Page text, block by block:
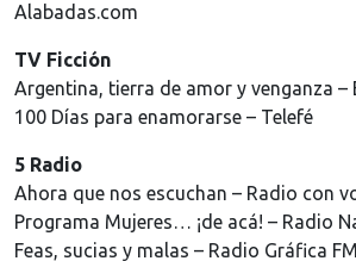
Alabadas.com
TV Ficción
Argentina, tierra de amor y venganza –
100 Días para enamorarse – Telefé
5 Radio
Ahora que nos escuchan – Radio con
Programa Mujeres… ¡de acá! – Radio
Feas, sucias y malas – Radio Gráfica